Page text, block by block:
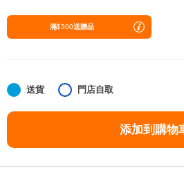
嬰兒及學前玩具
電池
人氣角色
滿$500送贈品
送貨 門店自取
添加到購物